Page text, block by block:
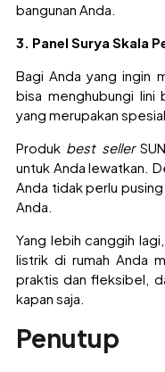
bangunan Anda.
3. Panel Surya Skala
Bagi Anda yang ingin
bisa menghubungi lini
yang merupakan
Produk best seller
untuk Anda lewatkan.
Anda tidak perlu
Anda.
Yang lebih canggih
listrik di rumah Anda
praktis dan fleksibel,
kapan saja.
Penutup